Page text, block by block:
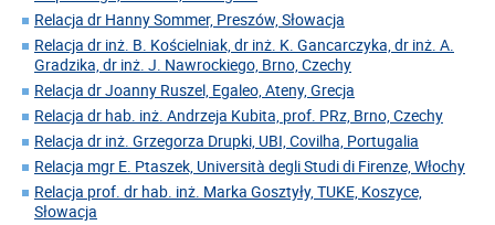
Relacja dr Hanny Sommer, Preszów, Słowacja
Relacja dr inż. B. Kościelniak, dr inż. K. Gancarczyka, dr inż. A.
Gradzika, dr inż. J. Nawrockiego, Brno, Czechy
Relacja dr Joanny Ruszel, Egaleo, Ateny, Grecja
Relacja dr hab. inż. Andrzeja Kubita, prof. PRz, Brno, Czechy
Relacja dr inż. Grzegorza Drupki, UBI, Covilha, Portugalia
Relacja mgr E. Ptaszek, Università degli Studi di Firenze, Włochy
Relacja prof. dr hab. inż. Marka Gosztyły, TUKE, Koszyce,
Słowacja